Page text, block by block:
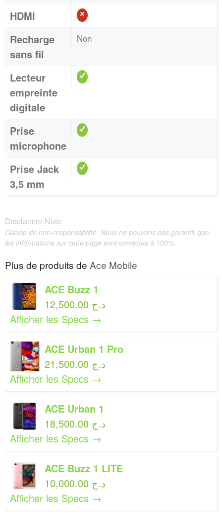
HDMI
Recharge
sans fil
Non
Lecteur
empreinte
digitale
Prise
microphone
Prise Jack
3,5 mm
Disclaimer Note
Clause de non-responsabilité. Nous ne pouvons pas garantir que
les informations sur cette page sont correctes à 100%.
Plus de produits de Ace Mobile
ACE Buzz 1
12,500.00 د.ج
Afficher les Specs →
ACE Urban 1 Pro
21,500.00 د.ج
Afficher les Specs →
ACE Urban 1
18,500.00 د.ج
Afficher les Specs →
ACE Buzz 1 LITE
10,000.00 د.ج
Afficher les Specs →